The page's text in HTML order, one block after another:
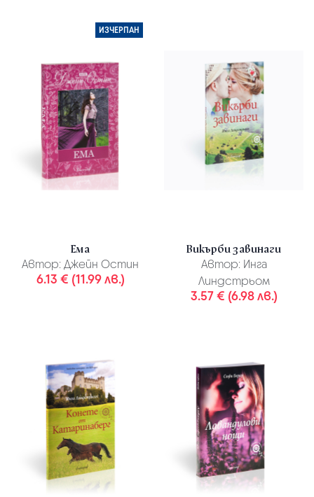
ИЗЧЕРПАН
Ема
Автор: Джейн Остин
6.13 € (11.99 лв.)
Викърби завинаги
Автор: Инга
Линдстрьом
3.57 € (6.98 лв.)